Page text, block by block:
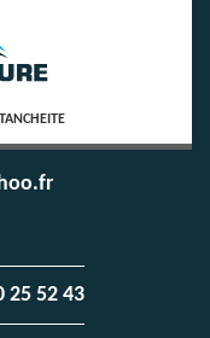
25 52 43